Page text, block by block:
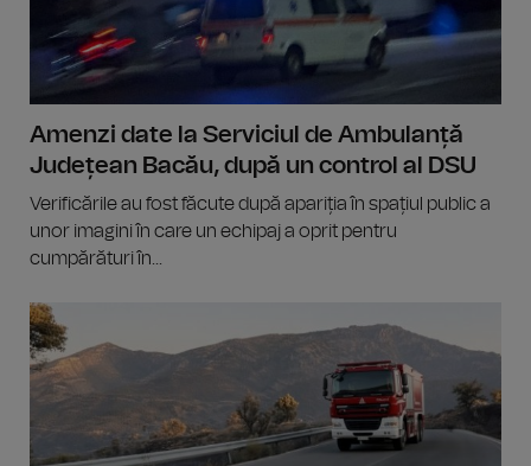
Amenzi date la Serviciul de Ambulanță
Județean Bacău, după un control al DSU
Verificările au fost făcute după apariția în spațiul public a
unor imagini în care un echipaj a oprit pentru
cumpărături în...